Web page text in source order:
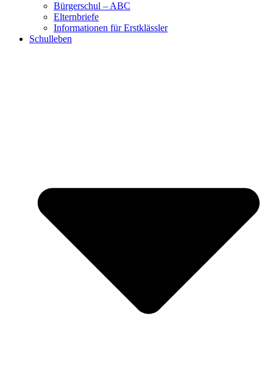
Bürgerschul – ABC
Elternbriefe
Informationen für Erstklässler
Schulleben